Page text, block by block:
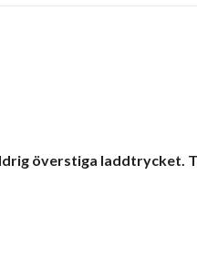
överstiga laddtrycket.